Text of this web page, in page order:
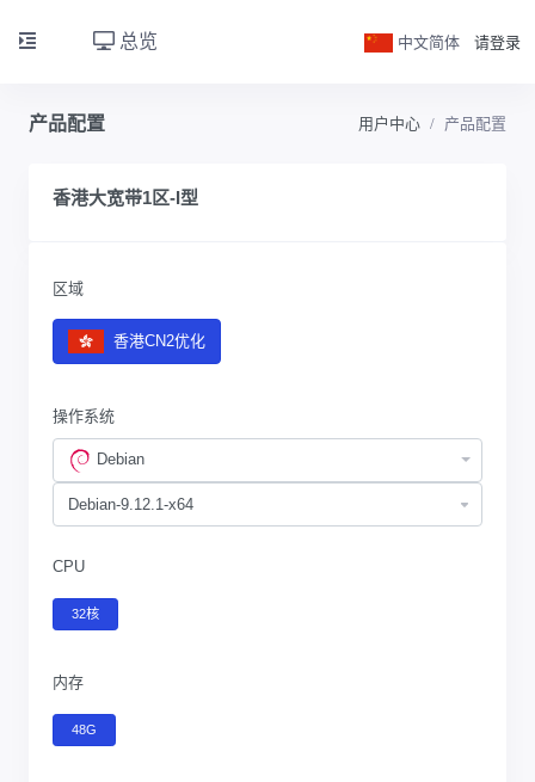
总览 中文简体 请登录
产品配置 用户中心 产品配置
香港大宽带1区-I型
区域
香港CN2优化
操作系统
Debian
CPU
32核
内存
48G